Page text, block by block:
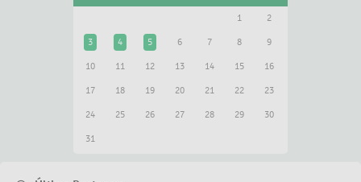
O Chefe do Executivo Municipal, Dr. Alisson, em
sua última visita oficial a Bras...
1
2
3
4 5 6 7 8
9
10
11 12 13 14 15
16
17
18 19 20 21 22
23
24
25 26 27 28 29
30
31